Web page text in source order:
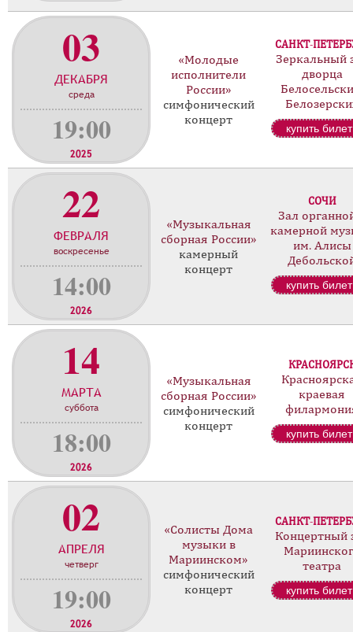
03
ДЕКАБРЯ
среда
19:00
2025
«Молодые
исполнители
России»
симфонический
концерт
САНКТ-
Зеркальный
дворца
купить билет
22
ФЕВРАЛЯ
воскресенье
14:00
2026
«Музыкальная
сборная России»
камерный
концерт
СОЧИ
Зал
камерной
им. Алисы
купить билет
14
МАРТА
суббота
18:00
2026
«Музыкальная
сборная России»
симфонический
концерт
краевая
купить билет
02
АПРЕЛЯ
четверг
19:00
2026
«Солисты Дома
музыки в
Мариинском»
симфонический
концерт
САНКТ-
Концертный
театра
купить билет